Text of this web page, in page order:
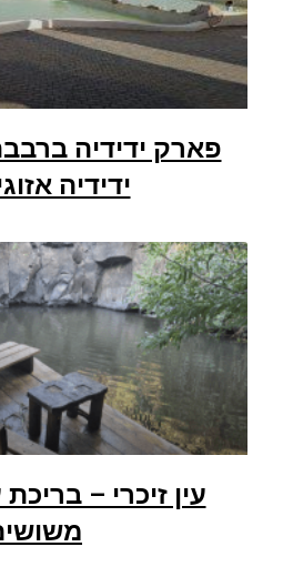
פארק ידידיה
ידידיה
עין זיכרי –